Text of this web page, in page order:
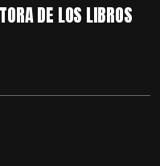
DE LOS LIBROS